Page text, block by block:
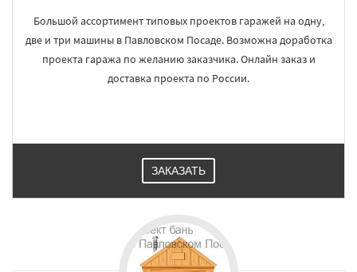
Большой ассортимент типовых проектов гаражей на одну,
две и три машины в Павловском Посаде. Возможна доработка
проекта гаража по желанию заказчика. Онлайн заказ и
доставка проекта по России.
ЗАКАЗАТЬ